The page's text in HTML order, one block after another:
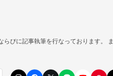
びに記事執筆を行なっております。 ま